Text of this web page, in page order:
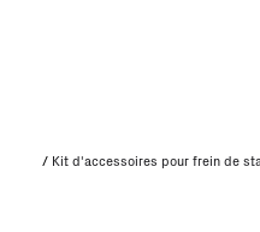
/ Kit d'accessoires pour frein de